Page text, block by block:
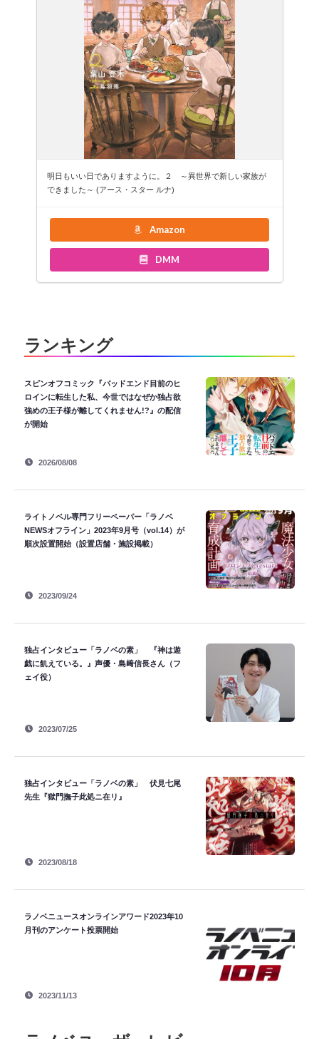
明日もいい日でありますように。２ ～異世界で新しい家族が
できました～ (アース・スター ルナ)
Amazon
DMM
ランキング
スピンオフコミック『バッドエンド目前のヒ
ロインに転生した私、今世ではなぜか独占欲
強めの王子様が離してくれません!?』の配信
が開始
2026/08/08
ライトノベル専門フリーペーパー「ラノベ
NEWSオフライン」2023年9月号（vol.14）が
順次設置開始（設置店舗・施設掲載）
2023/09/24
独占インタビュー「ラノベの素」 『神は遊
戯に飢えている。』声優・島﨑信長さん（フ
ェイ役）
2023/07/25
独占インタビュー「ラノベの素」 伏見七尾
先生『獄門撫子此処ニ在リ』
2023/08/18
ラノベニュースオンラインアワード2023年10
月刊のアンケート投票開始
2023/11/13